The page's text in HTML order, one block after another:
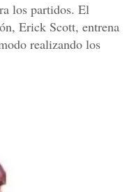
los partidos. El
Erick Scott, entrena
realizando los